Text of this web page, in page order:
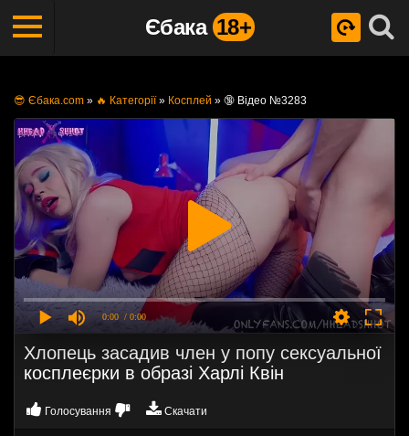
Єбака 18+
😎 Єбака.com » 🔥 Категорії» Косплей » 🔞 Відео №3283
0:00 / 0:00
Хлопець засадив член у попу сексуальної
косплеєрки в образі Харлі Квін
Голосування Скачати